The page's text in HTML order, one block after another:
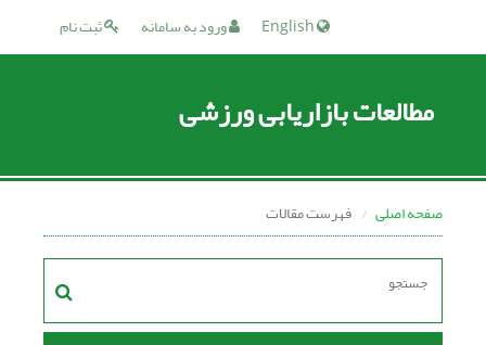
ثبت نام ورود به سامانه
مطالعات بازاریابی ورزشی
صفحه اصلی فهرست مقالات